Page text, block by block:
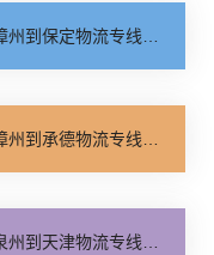
到保定物流专线_快速响应「怎么收费」
到承德物流专线_保证时效「专业靠谱」
到天津物流专线_资质齐全「定点发车」